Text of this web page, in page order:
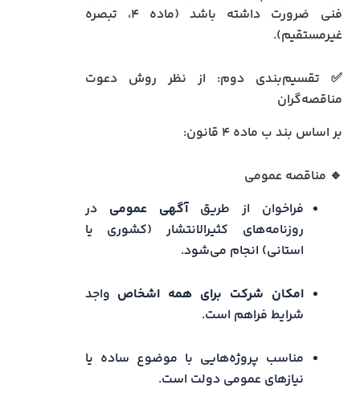
فنی ضرورت داشته باشد (ماده ۴، تبصره
غیرمستقیم).
✅ تقسیم‌بندی دوم: از نظر روش دعوت
مناقصه‌گران
بر اساس بند ب ماده ۴ قانون:
🔹 مناقصه عمومی
فراخوان از طریقآگهی عمومی در
روزنامه‌های کثیرالانتشار (کشوری یا
استانی) انجام می‌شود.
امکان شرکت برای همه اشخاص واجد
شرایط فراهم است.
مناسب پروژه‌هایی با موضوع ساده یا
نیازهای عمومی دولت است.